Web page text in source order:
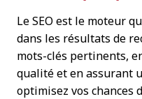
Le SEO est le moteur
dans les résultats de
mots-clés pertinents,
qualité et en assurant
optimisez vos chances